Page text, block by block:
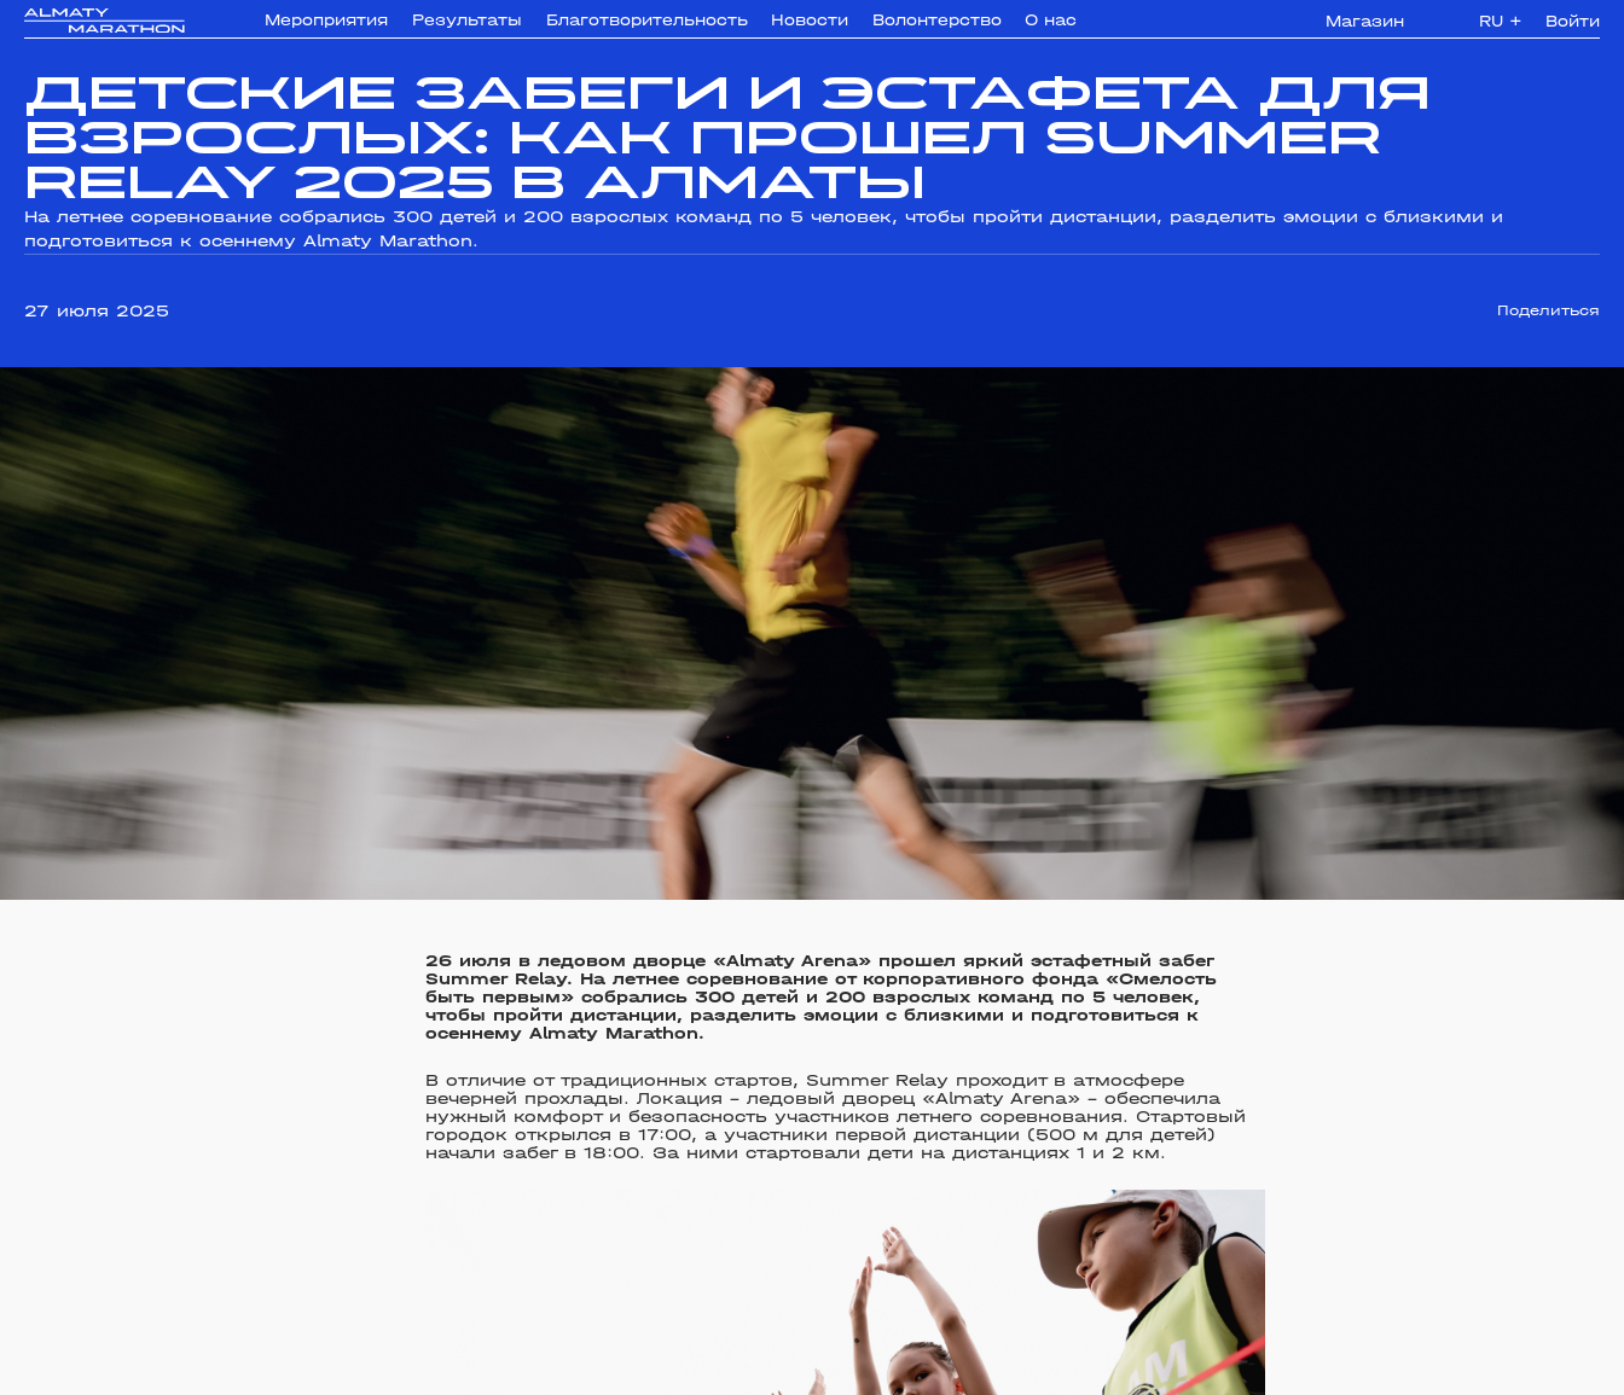
Мероприятия Результаты Благотворительность Новости Волонтерство О нас Магазин RU + Войти
Детские забеги и эстафета для
взрослых: как прошел Summer
Relay 2025 в Алматы
На летнее соревнование собрались 300 детей и 200 взрослых команд по 5 человек, чтобы пройти дистанции, разделить эмоции с близкими и
подготовиться к осеннему Almaty Marathon.
27 июля 2025 Поделиться
26 июля в ледовом дворце «Almaty Arena» прошел яркий эстафетный забег
Summer Relay. На летнее соревнование от корпоративного фонда «Смелость
быть первым» собрались 300 детей и 200 взрослых команд по 5 человек,
чтобы пройти дистанции, разделить эмоции с близкими и подготовиться к
осеннему Almaty Marathon.
В отличие от традиционных стартов, Summer Relay проходит в атмосфере
вечерней прохлады. Локация – ледовый дворец «Almaty Arena» – обеспечила
нужный комфорт и безопасность участников летнего соревнования. Стартовый
городок открылся в 17:00, а участники первой дистанции (500 м для детей)
начали забег в 18:00. За ними стартовали дети на дистанциях 1 и 2 км.